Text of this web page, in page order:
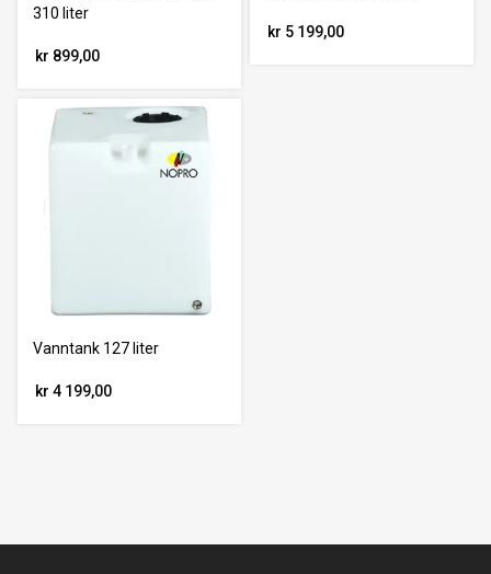
310 liter
kr 899,00
kr 5 199,00
Vanntank 127 liter
kr 4 199,00